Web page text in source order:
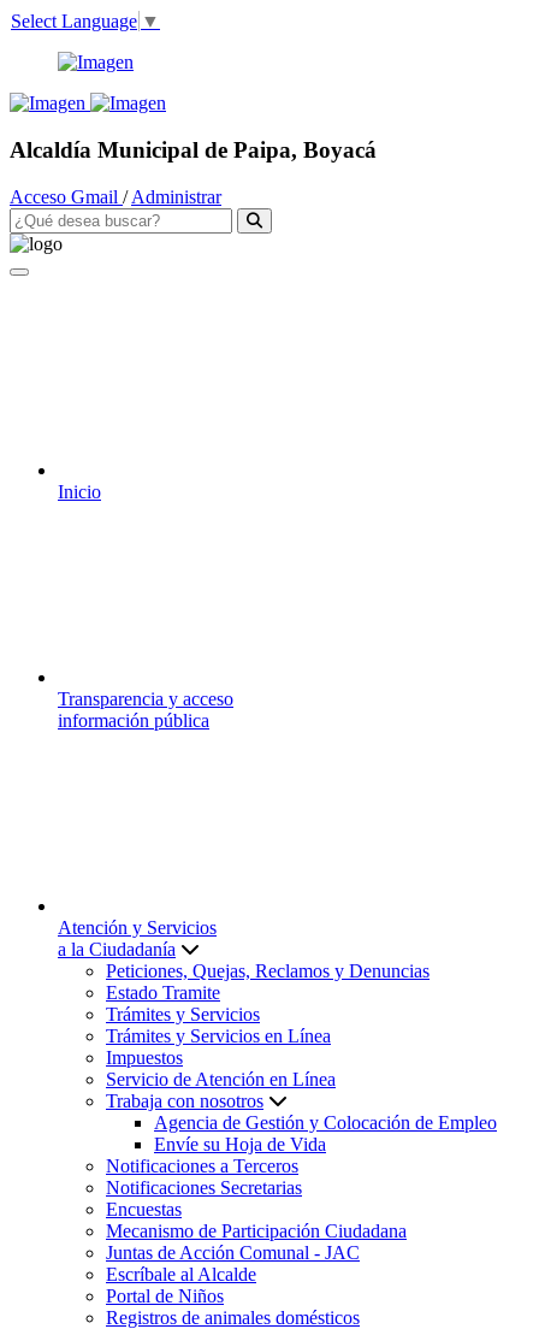
Select Language ▼
Alcaldía Municipal de Paipa, Boyacá
Acceso Gmail /Administrar
Inicio
Transparencia y acceso
información pública
Atención y Servicios
a la Ciudadanía
Peticiones, Quejas, Reclamos y Denuncias
Estado Tramite
Trámites y Servicios
Trámites y Servicios en Línea
Impuestos
Servicio de Atención en Línea
Trabaja con nosotros
Agencia de Gestión y Colocación de Empleo
Envíe su Hoja de Vida
Notificaciones a Terceros
Notificaciones Secretarias
Encuestas
Mecanismo de Participación Ciudadana
Juntas de Acción Comunal - JAC
Escríbale al Alcalde
Portal de Niños
Registros de animales domésticos